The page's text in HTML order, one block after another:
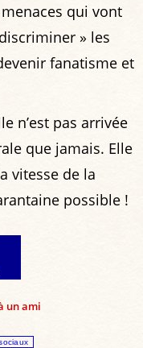
qui vont
» les
fanatisme et
n’est pas arrivée
que jamais. Elle
vitesse de la
possible !
un ami